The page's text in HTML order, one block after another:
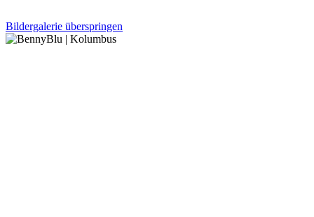
Bildergalerie überspringen